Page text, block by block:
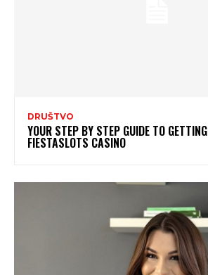
DRUŠTVO
YOUR STEP BY STEP GUIDE TO
FIESTASLOTS CASINO